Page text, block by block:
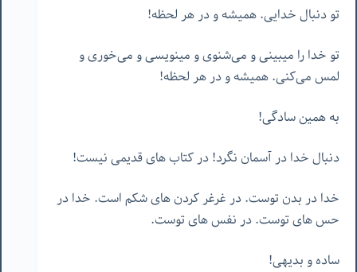
تو دنبال خدایی. همیشه و در هر لحظه!
تو خدا را میبینی و می‌شنوی و مینویسی و می‌خوری و
لمس می‌کنی. همیشه و در هر لحظه!
به همین سادگی!
دنبال خدا در آسمان نگرد! در کتاب های قدیمی نیست!
خدا در بدن توست. در غرغر کردن های شکم است. خدا در
حس های توست. در نفس های توست.
ساده و بدیهی!